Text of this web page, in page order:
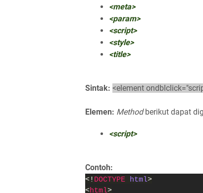
<meta>
<param>
<script>
<style>
<title>
Sintak: <element
Elemen: Methodberikut dapat
<script>
Contoh:
<! DOCTYPE html>
<html>